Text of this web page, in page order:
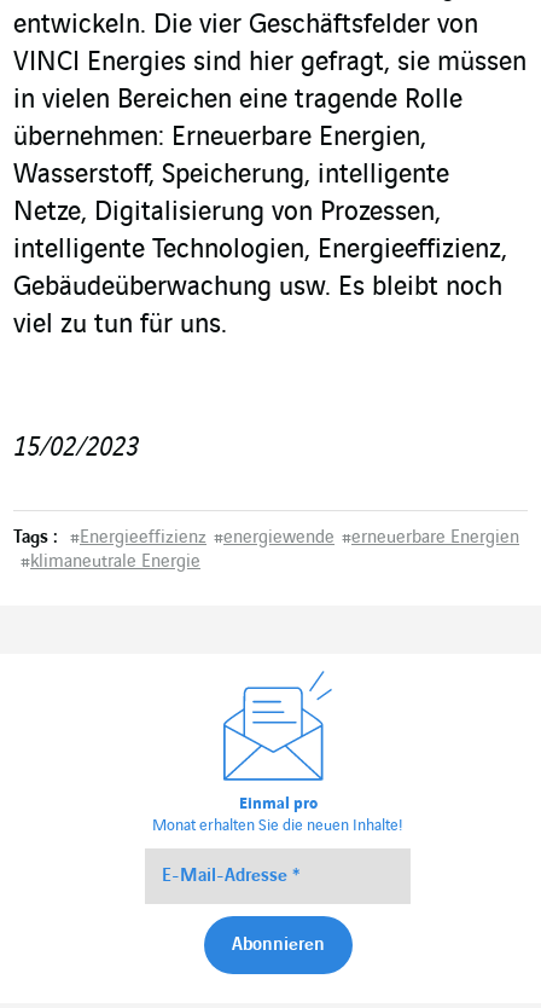
entwickeln. Die vier Geschäftsfelder von
VINCI Energies sind hier gefragt, sie müssen
in vielen Bereichen eine tragende Rolle
übernehmen: Erneuerbare Energien,
Wasserstoff, Speicherung, intelligente
Netze, Digitalisierung von Prozessen,
intelligente Technologien, Energieeffizienz,
Gebäudeüberwachung usw. Es bleibt noch
viel zu tun für uns.
15/02/2023
Tags : #Energieeffizienz #energiewende #erneuerbare Energien
#klimaneutrale Energie
Einmal pro
Monat erhalten Sie die neuen Inhalte!